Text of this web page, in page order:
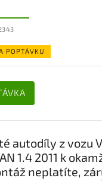
POPTÁVKU
autodíly z vozu
1.4 2011 k
neplatíte,